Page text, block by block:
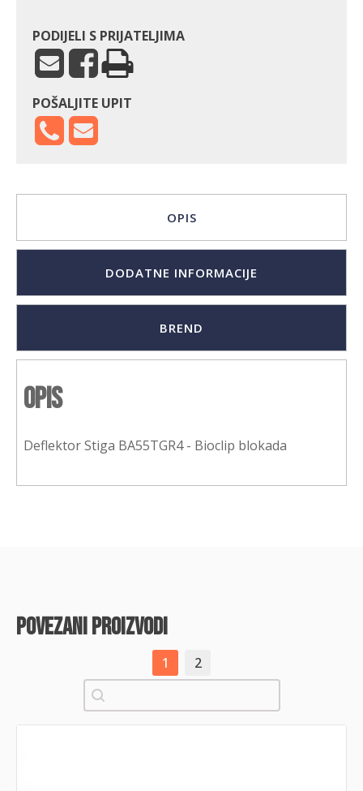
PODIJELI S PRIJATELJIMA
POŠALJITE UPIT
OPIS
DODATNE INFORMACIJE
BREND
Opis
Deflektor Stiga BA55TGR4 - Bioclip blokada
povezani proizvodi
1
2
Pretraži